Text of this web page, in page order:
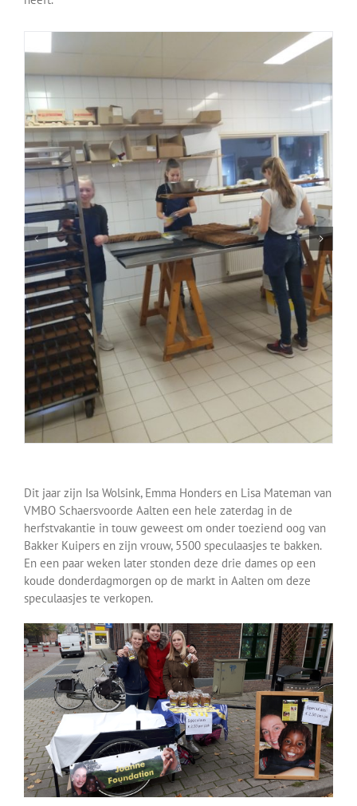
Dit jaar zijn Isa Wolsink, Emma Honders en Lisa Mateman van
VMBO Schaersvoorde Aalten een hele zaterdag in de
herfstvakantie in touw geweest om onder toeziend oog van
Bakker Kuipers en zijn vrouw, 5500 speculaasjes te bakken.
En een paar weken later stonden deze drie dames op een
koude donderdagmorgen op de markt in Aalten om deze
speculaasjes te verkopen.